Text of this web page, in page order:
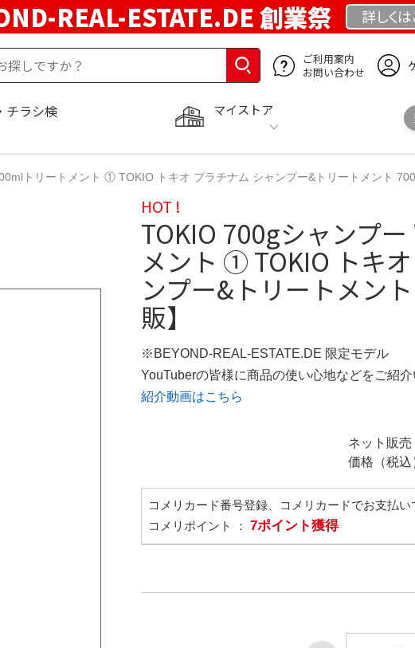
REAL-ESTATE.DE 創業祭 詳しくは
ご利用案内
お問い合わせ
マイストア
チラシ検
トリートメント ① TOKIO トキオ プラチナム シャンプー&トリートメント 700
HOT !
TOKIO 700gシャンプ
メント ① TOKIO トキ
ンプー&トリートメン
販】
※BEYOND-REAL-ESTATE.DE 限定モデル
YouTuberの皆様に商品の使い心地などをご紹介
紹介動画はこちら
ネット販売
価格（税込
コメリカード番号登録、コメリカードでお支払い
コメリポイント ： 7ポイント獲得